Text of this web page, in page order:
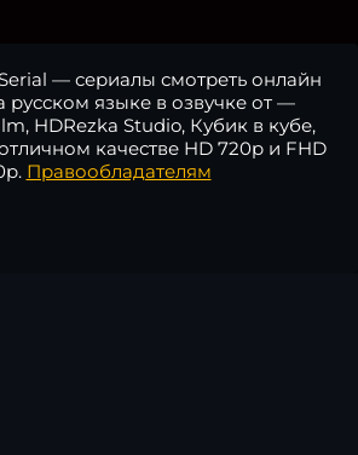
— сериалы смотреть онлайн
русском языке в озвучке от —
HDRezka Studio, Кубик в кубе,
качестве HD 720p и FHD
Правообладателям